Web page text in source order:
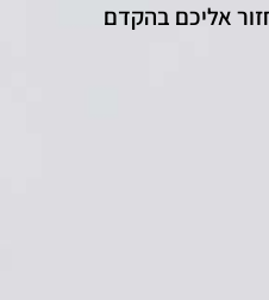
אליכם בהקדם